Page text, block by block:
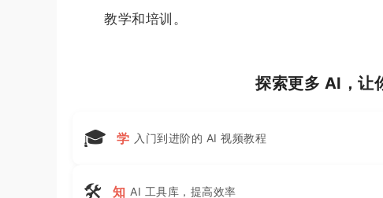
教学和培训。
探索更多 AI，让
🎓 学 入门到进阶的 AI 视频教程
🛠 知 AI 工具库，提高效率